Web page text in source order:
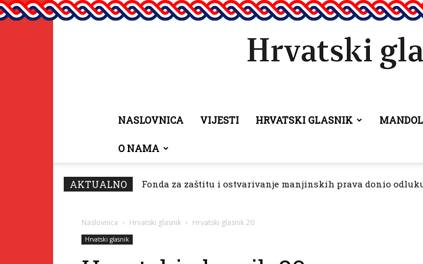
NASLOVNICA VIJESTI HRVATSKI GLASNIK
O NAMA
AKTUALNO Fonda za zaštitu i ostvarivanje manjinskih prava donio
Naslovnica Hrvatski glasnik Hrvatski glasnik 20
Hrvatski glasnik